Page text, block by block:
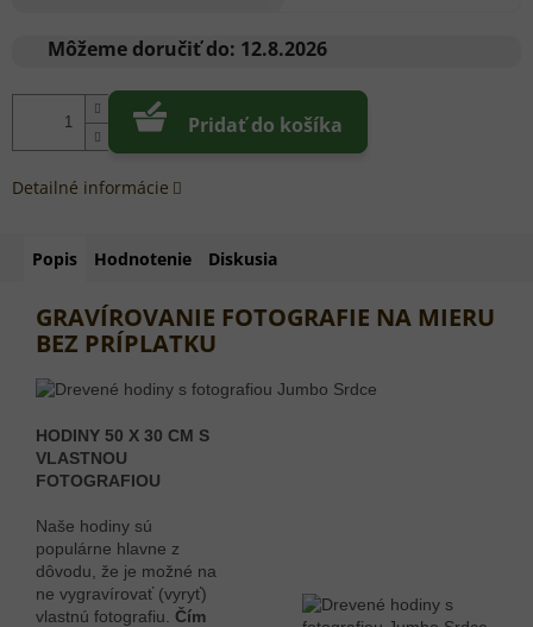
cena:
Môžeme doručiť do: 12.8.2026
Pridať do košíka
Detailné informácie
Popis Hodnotenie Diskusia
GRAVÍROVANIE FOTOGRAFIE NA MIERU
BEZ PRÍPLATKU
HODINY 50 X 30 CM S
VLASTNOU
FOTOGRAFIOU
Naše hodiny sú
populárne hlavne z
dôvodu, že je možné na
ne vygravírovať (vyryť)
vlastnú fotografiu. Čím